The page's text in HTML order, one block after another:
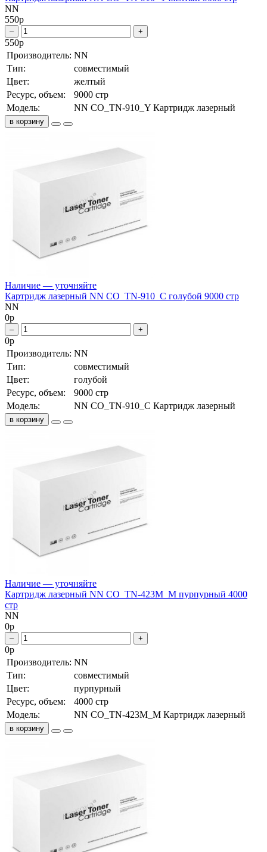
NN
550р
– +
550р
Производитель: NN
Тип:
совместимый
Цвет:
желтый
Ресурс, объем:
9000 стр
Модель:
NN CO_TN-910_Y Картридж лазерный
в корзину
Наличие — уточняйте
Картридж лазерный NN CO_TN-910_C голубой 9000 стр
NN
0р
– +
0р
Производитель: NN
Тип:
совместимый
Цвет:
голубой
Ресурс, объем:
9000 стр
Модель:
NN CO_TN-910_C Картридж лазерный
в корзину
Наличие — уточняйте
Картридж лазерный NN CO_TN-423M_M пурпурный 4000
стр
NN
0р
– +
0р
Производитель: NN
Тип:
совместимый
Цвет:
пурпурный
Ресурс, объем:
4000 стр
Модель:
NN CO_TN-423M_M Картридж лазерный
в корзину